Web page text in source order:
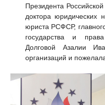
Президента
доктора юридических
юриста РСФСР,
государства и
Долговой Азалии
организаций и